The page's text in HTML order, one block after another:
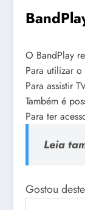
O BandPlay
Para utilizar
Para assistir
Também é
Para ter
Leia
Gostou